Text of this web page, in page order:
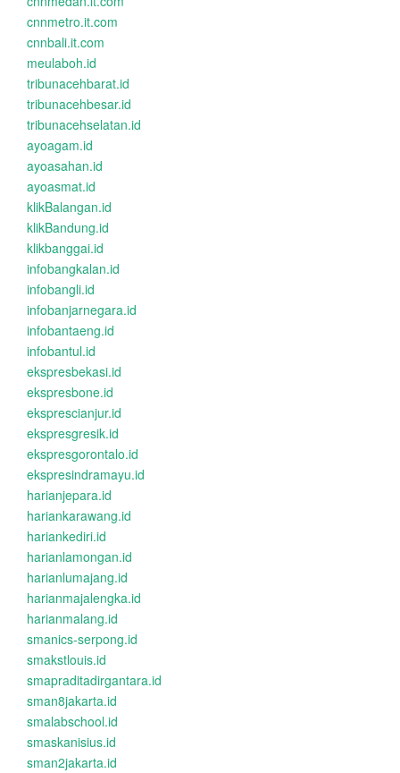
cnnmetro.it.com
cnnbali.it.com
meulaboh.id
tribunacehbarat.id
tribunacehbesar.id
tribunacehselatan.id
ayoagam.id
ayoasahan.id
ayoasmat.id
klikBalangan.id
klikBandung.id
klikbanggai.id
infobangkalan.id
infobangli.id
infobanjarnegara.id
infobantaeng.id
infobantul.id
ekspresbekasi.id
ekspresbone.id
eksprescianjur.id
ekspresgresik.id
ekspresgorontalo.id
ekspresindramayu.id
harianjepara.id
hariankarawang.id
hariankediri.id
harianlamongan.id
harianlumajang.id
harianmajalengka.id
harianmalang.id
smanics-serpong.id
smakstlouis.id
smapraditadirgantara.id
sman8jakarta.id
smalabschool.id
smaskanisius.id
sman2jakarta.id